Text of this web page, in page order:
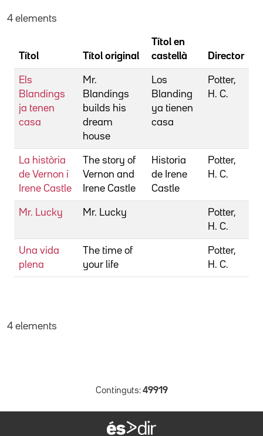
4 elements
Títol Títol original
Títol en
castellà
Director
Els
Blandings
ja tenen
casa
Mr.
Blandings
builds his
dream
house
Los
Blanding
ya tienen
casa
Potter,
H. C.
La història
de Vernon i
Irene Castle
The story of
Vernon and
Irene Castle
Historia
de Irene
Castle
Potter,
H. C.
Mr. Lucky Mr. Lucky
Potter,
H. C.
Una vida
plena
The time of
your life
Potter,
H. C.
4 elements
Continguts: 49919